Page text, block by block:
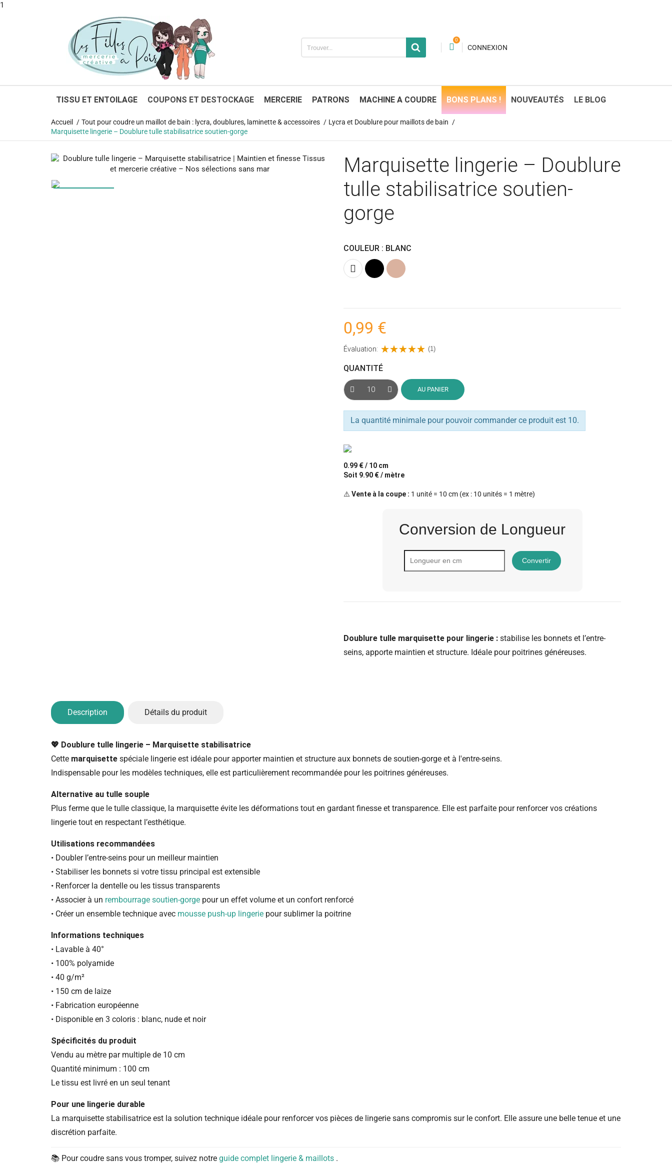
1
0
CONNEXION
TISSU ET ENTOILAGE COUPONS ET DESTOCKAGE MERCERIE PATRONS MACHINE A COUDRE BONS PLANS ! NOUVEAUTÉS LE BLOG
Accueil Tout pour coudre un maillot de bain : lycra, doublures, laminette & accessoires
Lycra et Doublure pour maillots de bain
Marquisette lingerie – Doublure tulle stabilisatrice soutien-gorge
Marquisette lingerie – Doublure
tulle stabilisatrice soutien-
gorge
COULEUR : BLANC
Blanc Noir
Nude
(Chair)
0,99 €
Évaluation: (1)
QUANTITÉ
AU PANIER
La quantité minimale pour pouvoir commander ce produit est 10.
0.99 € / 10 cm
Soit 9.90 € / mètre
⚠️ Vente à la coupe : 1 unité = 10 cm (ex : 10 unités = 1 mètre)
Conversion de Longueur
Convertir
Doublure tulle marquisette pour lingerie : stabilise les bonnets et l’entre-
seins, apporte maintien et structure. Idéale pour poitrines généreuses.
Description Détails du produit
💖 Doublure tulle lingerie – Marquisette stabilisatrice
Cette marquisette spéciale lingerie est idéale pour apporter maintien et structure aux bonnets de soutien-gorge et à l'entre-seins.
Indispensable pour les modèles techniques, elle est particulièrement recommandée pour les poitrines généreuses.
Alternative au tulle souple
Plus ferme que le tulle classique, la marquisette évite les déformations tout en gardant finesse et transparence. Elle est parfaite pour renforcer vos créations
lingerie tout en respectant l’esthétique.
Utilisations recommandées
• Doubler l’entre-seins pour un meilleur maintien
• Stabiliser les bonnets si votre tissu principal est extensible
• Renforcer la dentelle ou les tissus transparents
• Associer à un rembourrage soutien-gorge pour un effet volume et un confort renforcé
• Créer un ensemble technique avec mousse push-up lingerie pour sublimer la poitrine
Informations techniques
• Lavable à 40°
• 100% polyamide
• 40 g/m²
• 150 cm de laize
• Fabrication européenne
• Disponible en 3 coloris : blanc, nude et noir
Spécificités du produit
Vendu au mètre par multiple de 10 cm
Quantité minimum : 100 cm
Le tissu est livré en un seul tenant
Pour une lingerie durable
La marquisette stabilisatrice est la solution technique idéale pour renforcer vos pièces de lingerie sans compromis sur le confort. Elle assure une belle tenue et une
discrétion parfaite.
📚 Pour coudre sans vous tromper, suivez notre guide complet lingerie & maillots .